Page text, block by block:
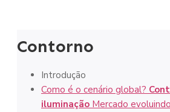
Contorno
Introdução
Como é o cenário global?
iluminação Mercado